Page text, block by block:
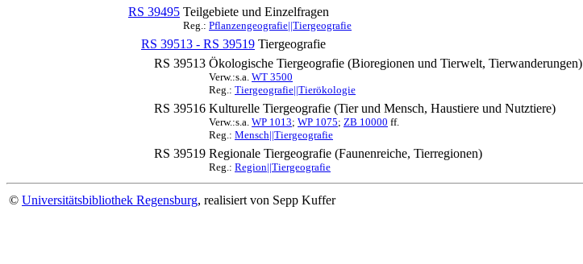
RS 39495 Teilgebiete und Einzelfragen
Reg.: Pflanzengeografie||Tiergeografie
RS 39513 - RS 39519 Tiergeografie
RS 39513 Ökologische Tiergeografie (Bioregionen und Tierwelt, Tierwanderungen)
Verw.:s.a. WT 3500
Reg.: Tiergeografie||Tierökologie
RS 39516 Kulturelle Tiergeografie (Tier und Mensch, Haustiere und Nutztiere)
Verw.:s.a. WP 1013; WP 1075; ZB 10000 ff.
Reg.: Mensch||Tiergeografie
RS 39519 Regionale Tiergeografie (Faunenreiche, Tierregionen)
Reg.: Region||Tiergeografie
© Universitätsbibliothek Regensburg, realisiert von Sepp Kuffer